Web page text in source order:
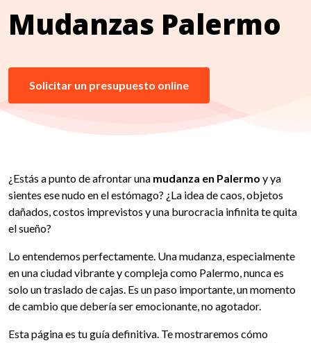
Mudanzas Palermo
Solicitar un presupuesto online
¿Estás a punto de afrontar una mudanza en Palermo y ya
sientes ese nudo en el estómago? ¿La idea de caos, objetos
dañados, costos imprevistos y una burocracia infinita te quita
el sueño?
Lo entendemos perfectamente. Una mudanza, especialmente
en una ciudad vibrante y compleja como Palermo, nunca es
solo un traslado de cajas. Es un paso importante, un momento
de cambio que debería ser emocionante, no agotador.
Esta página es tu guía definitiva. Te mostraremos cómo